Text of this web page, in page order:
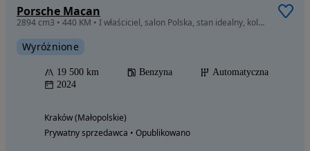
Porsche Macan
2894 cm3 • 440 KM • I właściciel, salon Polska, stan idealny, kolor Python Green, vat 23%
Wyróżnione
19 500 km Benzyna
Automatyczna
2024
Kraków (Małopolskie)
Prywatny sprzedawca • Opublikowano